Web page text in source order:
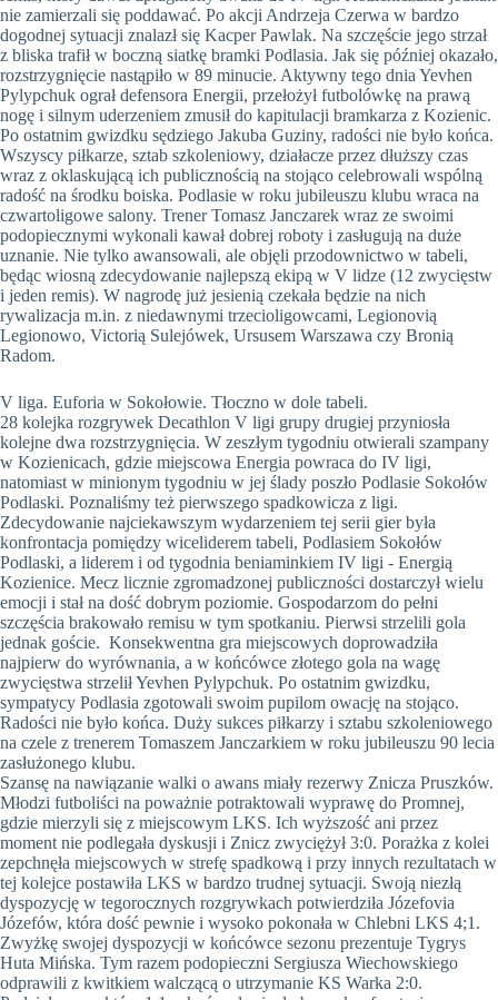
nie zamierzali się poddawać. Po akcji Andrzeja Czerwa w bardzo
dogodnej sytuacji znalazł się Kacper Pawlak. Na szczęście jego strzał
z bliska trafił w boczną siatkę bramki Podlasia. Jak się później okazało,
rozstrzygnięcie nastąpiło w 89 minucie. Aktywny tego dnia Yevhen
Pylypchuk ograł defensora Energii, przełożył futbolówkę na prawą
nogę i silnym uderzeniem zmusił do kapitulacji bramkarza z Kozienic.
Po ostatnim gwizdku sędziego Jakuba Guziny, radości nie było końca.
Wszyscy piłkarze, sztab szkoleniowy, działacze przez dłuższy czas
wraz z oklaskującą ich publicznością na stojąco celebrowali wspólną
radość na środku boiska. Podlasie w roku jubileuszu klubu wraca na
czwartoligowe salony. Trener Tomasz Janczarek wraz ze swoimi
podopiecznymi wykonali kawał dobrej roboty i zasługują na duże
uznanie. Nie tylko awansowali, ale objęli przodownictwo w tabeli,
będąc wiosną zdecydowanie najlepszą ekipą w V lidze (12 zwycięstw
i jeden remis). W nagrodę już jesienią czekała będzie na nich
rywalizacja m.in. z niedawnymi trzecioligowcami, Legionovią
Legionowo, Victorią Sulejówek, Ursusem Warszawa czy Bronią
Radom.
V liga. Euforia w Sokołowie. Tłoczno w dole tabeli.
28 kolejka rozgrywek Decathlon V ligi grupy drugiej przyniosła
kolejne dwa rozstrzygnięcia. W zeszłym tygodniu otwierali szampany
w Kozienicach, gdzie miejscowa Energia powraca do IV ligi,
natomiast w minionym tygodniu w jej ślady poszło Podlasie Sokołów
Podlaski. Poznaliśmy też pierwszego spadkowicza z ligi.
Zdecydowanie najciekawszym wydarzeniem tej serii gier była
konfrontacja pomiędzy wiceliderem tabeli, Podlasiem Sokołów
Podlaski, a liderem i od tygodnia beniaminkiem IV ligi - Energią
Kozienice. Mecz licznie zgromadzonej publiczności dostarczył wielu
emocji i stał na dość dobrym poziomie. Gospodarzom do pełni
szczęścia brakowało remisu w tym spotkaniu. Pierwsi strzelili gola
jednak goście. Konsekwentna gra miejscowych doprowadziła
najpierw do wyrównania, a w końcówce złotego gola na wagę
zwycięstwa strzelił Yevhen Pylypchuk. Po ostatnim gwizdku,
sympatycy Podlasia zgotowali swoim pupilom owację na stojąco.
Radości nie było końca. Duży sukces piłkarzy i sztabu szkoleniowego
na czele z trenerem Tomaszem Janczarkiem w roku jubileuszu 90 lecia
zasłużonego klubu.
Szansę na nawiązanie walki o awans miały rezerwy Znicza Pruszków.
Młodzi futboliści na poważnie potraktowali wyprawę do Promnej,
gdzie mierzyli się z miejscowym LKS. Ich wyższość ani przez
moment nie podlegała dyskusji i Znicz zwyciężył 3:0. Porażka z kolei
zepchnęła miejscowych w strefę spadkową i przy innych rezultatach w
tej kolejce postawiła LKS w bardzo trudnej sytuacji. Swoją niezłą
dyspozycję w tegorocznych rozgrywkach potwierdziła Józefovia
Józefów, która dość pewnie i wysoko pokonała w Chlebni LKS 4;1.
Zwyżkę swojej dyspozycji w końcówce sezonu prezentuje Tygrys
Huta Mińska. Tym razem podopieczni Sergiusza Wiechowskiego
odprawili z kwitkiem walczącą o utrzymanie KS Warka 2:0.